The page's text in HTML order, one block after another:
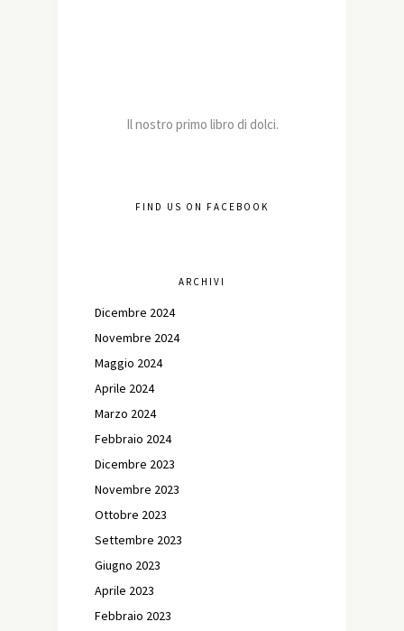
Il nostro primo libro di dolci.
FIND US ON FACEBOOK
ARCHIVI
Dicembre 2024
Novembre 2024
Maggio 2024
Aprile 2024
Marzo 2024
Febbraio 2024
Dicembre 2023
Novembre 2023
Ottobre 2023
Settembre 2023
Giugno 2023
Aprile 2023
Febbraio 2023